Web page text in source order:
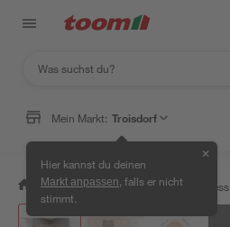
Mein Markt: Troisdorf
Hier kannst du deinen
Markt anpassen , falls er nicht
stimmt.
✕
/ Bad & Sanitär / Sauna & Wellness